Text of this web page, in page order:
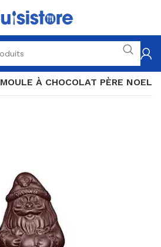
MOULE À CHOCOLAT PÈRE NOEL